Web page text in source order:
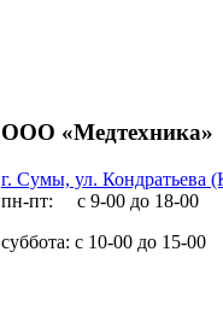
ООО «Медтехника»
г. Сумы, ул. Кондратьева
пн-пт: с 9-00 до 18-00
суббота: с 10-00 до 15-00